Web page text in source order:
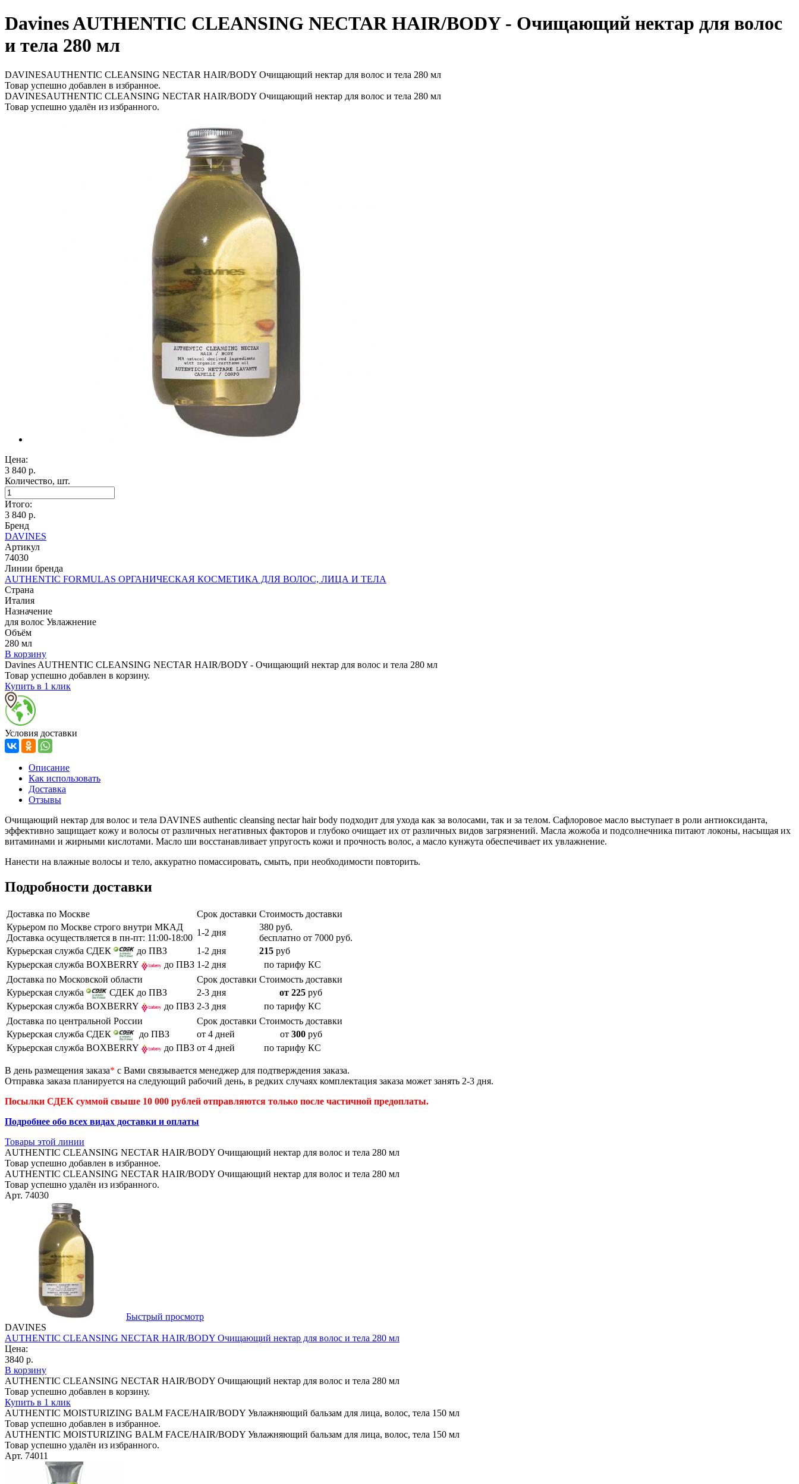
Davines AUTHENTIC CLEANSING NECTAR HAIR/BODY - Очищающий нектар для волос
и тела 280 мл
DAVINESAUTHENTIC CLEANSING NECTAR HAIR/BODY Очищающий нектар для волос и тела 280 мл
Товар успешно добавлен в избранное.
DAVINESAUTHENTIC CLEANSING NECTAR HAIR/BODY Очищающий нектар для волос и тела 280 мл
Товар успешно удалён из избранного.
Цена:
3 840 р.
Количество, шт.
Итого:
3 840 р.
Бренд
DAVINES
Артикул
74030
Линии бренда
AUTHENTIC FORMULAS ОРГАНИЧЕСКАЯ КОСМЕТИКА ДЛЯ ВОЛОС, ЛИЦА И ТЕЛА
Страна
Италия
Назначение
для волос Увлажнение
Объём
280 мл
В корзину
Davines AUTHENTIC CLEANSING NECTAR HAIR/BODY - Очищающий нектар для волос и тела 280 мл
Товар успешно добавлен в корзину.
Купить в 1 клик
Условия доставки
Описание
Как использовать
Доставка
Отзывы
Очищающий нектар для волос и тела DAVINES authentic cleansing nectar hair body подходит для ухода как за волосами, так и за телом. Сафлоровое масло выступает в роли антиоксиданта,
эффективно защищает кожу и волосы от различных негативных факторов и глубоко очищает их от различных видов загрязнений. Масла жожоба и подсолнечника питают локоны, насыщая их
витаминами и жирными кислотами. Масло ши восстанавливает упругость кожи и прочность волос, а масло кунжута обеспечивает их увлажнение.
Нанести на влажные волосы и тело, аккуратно помассировать, смыть, при необходимости повторить.
Подробности доставки
Доставка по Москве Срок доставки Стоимость доставки
Курьером по Москве строго внутри МКАД
Доставка осуществляется в пн-пт: 11:00-18:00
1-2 дня
380 руб.
бесплатно от 7000 руб.
Курьерская служба СДЕК
до ПВЗ 1-2 дня 215 руб
Курьерская служба BOXBERRY
до ПВЗ 1-2 дня
по тарифу КС
Доставка по Московской области
Срок доставки Стоимость доставки
Курьерская служба
СДЕК до ПВЗ 2-3 дня от 225 руб
Курьерская служба BOXBERRY
до ПВЗ 2-3 дня
по тарифу КС
Доставка по центральной России
Срок доставки Стоимость доставки
Курьерская служба СДЕК
до ПВЗ от 4 дней от 300руб
Курьерская служба BOXBERRY
до ПВЗ от 4 дней по тарифу КС
В день размещения заказа* с Вами связывается менеджер для подтверждения заказа.
Отправка заказа планируется на следующий рабочий день, в редких случаях комплектация заказа может занять 2-3 дня.
Посылки СДЕК суммой свыше 10 000 рублей отправляются только после частичной предоплаты.
Подробнее обо всех видах доставки и оплаты
Товары этой линии
AUTHENTIC CLEANSING NECTAR HAIR/BODY Очищающий нектар для волос и тела 280 мл
Товар успешно добавлен в избранное.
AUTHENTIC CLEANSING NECTAR HAIR/BODY Очищающий нектар для волос и тела 280 мл
Товар успешно удалён из избранного.
Арт. 74030
Быстрый просмотр
DAVINES
AUTHENTIC CLEANSING NECTAR HAIR/BODY Очищающий нектар для волос и тела 280 мл
Цена:
3840 р.
В корзину
AUTHENTIC CLEANSING NECTAR HAIR/BODY Очищающий нектар для волос и тела 280 мл
Товар успешно добавлен в корзину.
Купить в 1 клик
AUTHENTIC MOISTURIZING BALM FACE/HAIR/BODY Увлажняющий бальзам для лица, волос, тела 150 мл
Товар успешно добавлен в избранное.
AUTHENTIC MOISTURIZING BALM FACE/HAIR/BODY Увлажняющий бальзам для лица, волос, тела 150 мл
Товар успешно удалён из избранного.
Арт. 74011